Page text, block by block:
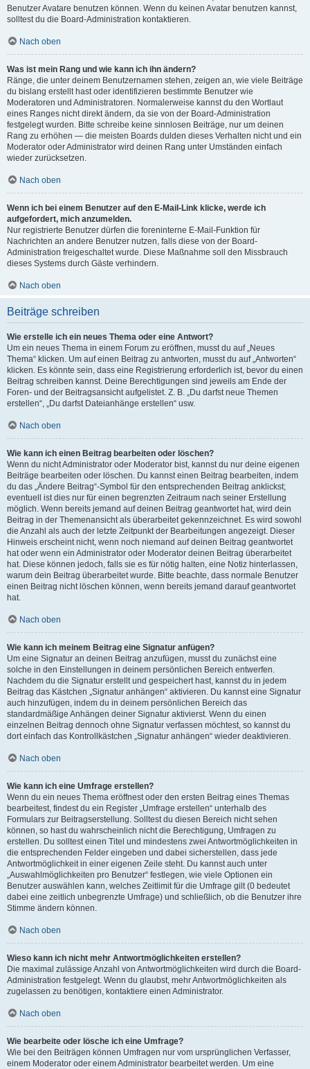
Benutzer Avatare benutzen können. Wenn du keinen Avatar benutzen kannst,
solltest du die Board-Administration kontaktieren.
Nach oben
Was ist mein Rang und wie kann ich ihn ändern?
Ränge, die unter deinem Benutzernamen stehen, zeigen an, wie viele Beiträge
du bislang erstellt hast oder identifizieren bestimmte Benutzer wie
Moderatoren und Administratoren. Normalerweise kannst du den Wortlaut
eines Ranges nicht direkt ändern, da sie von der Board-Administration
festgelegt wurden. Bitte schreibe keine sinnlosen Beiträge, nur um deinen
Rang zu erhöhen — die meisten Boards dulden dieses Verhalten nicht und ein
Moderator oder Administrator wird deinen Rang unter Umständen einfach
wieder zurücksetzen.
Nach oben
Wenn ich bei einem Benutzer auf den E-Mail-Link klicke, werde ich
aufgefordert, mich anzumelden.
Nur registrierte Benutzer dürfen die foreninterne E-Mail-Funktion für
Nachrichten an andere Benutzer nutzen, falls diese von der Board-
Administration freigeschaltet wurde. Diese Maßnahme soll den Missbrauch
dieses Systems durch Gäste verhindern.
Nach oben
Beiträge schreiben
Wie erstelle ich ein neues Thema oder eine Antwort?
Um ein neues Thema in einem Forum zu eröffnen, musst du auf „Neues
Thema“ klicken. Um auf einen Beitrag zu antworten, musst du auf „Antworten“
klicken. Es könnte sein, dass eine Registrierung erforderlich ist, bevor du einen
Beitrag schreiben kannst. Deine Berechtigungen sind jeweils am Ende der
Foren- und der Beitragsansicht aufgelistet. Z. B. „Du darfst neue Themen
erstellen“, „Du darfst Dateianhänge erstellen“ usw.
Nach oben
Wie kann ich einen Beitrag bearbeiten oder löschen?
Wenn du nicht Administrator oder Moderator bist, kannst du nur deine eigenen
Beiträge bearbeiten oder löschen. Du kannst einen Beitrag bearbeiten, indem
du das „Ändere Beitrag“-Symbol für den entsprechenden Beitrag anklickst;
eventuell ist dies nur für einen begrenzten Zeitraum nach seiner Erstellung
möglich. Wenn bereits jemand auf deinen Beitrag geantwortet hat, wird dein
Beitrag in der Themenansicht als überarbeitet gekennzeichnet. Es wird sowohl
die Anzahl als auch der letzte Zeitpunkt der Bearbeitungen angezeigt. Dieser
Hinweis erscheint nicht, wenn noch niemand auf deinen Beitrag geantwortet
hat oder wenn ein Administrator oder Moderator deinen Beitrag überarbeitet
hat. Diese können jedoch, falls sie es für nötig halten, eine Notiz hinterlassen,
warum dein Beitrag überarbeitet wurde. Bitte beachte, dass normale Benutzer
einen Beitrag nicht löschen können, wenn bereits jemand darauf geantwortet
hat.
Nach oben
Wie kann ich meinem Beitrag eine Signatur anfügen?
Um eine Signatur an deinen Beitrag anzufügen, musst du zunächst eine
solche in den Einstellungen in deinem persönlichen Bereich entwerfen.
Nachdem du die Signatur erstellt und gespeichert hast, kannst du in jedem
Beitrag das Kästchen „Signatur anhängen“ aktivieren. Du kannst eine Signatur
auch hinzufügen, indem du in deinem persönlichen Bereich das
standardmäßige Anhängen deiner Signatur aktivierst. Wenn du einen
einzelnen Beitrag dennoch ohne Signatur verfassen möchtest, so kannst du
dort einfach das Kontrollkästchen „Signatur anhängen“ wieder deaktivieren.
Nach oben
Wie kann ich eine Umfrage erstellen?
Wenn du ein neues Thema eröffnest oder den ersten Beitrag eines Themas
bearbeitest, findest du ein Register „Umfrage erstellen“ unterhalb des
Formulars zur Beitragserstellung. Solltest du diesen Bereich nicht sehen
können, so hast du wahrscheinlich nicht die Berechtigung, Umfragen zu
erstellen. Du solltest einen Titel und mindestens zwei Antwortmöglichkeiten in
die entsprechenden Felder eingeben und dabei sicherstellen, dass jede
Antwortmöglichkeit in einer eigenen Zeile steht. Du kannst auch unter
„Auswahlmöglichkeiten pro Benutzer“ festlegen, wie viele Optionen ein
Benutzer auswählen kann, welches Zeitlimit für die Umfrage gilt (0 bedeutet
dabei eine zeitlich unbegrenzte Umfrage) und schließlich, ob die Benutzer ihre
Stimme ändern können.
Nach oben
Wieso kann ich nicht mehr Antwortmöglichkeiten erstellen?
Die maximal zulässige Anzahl von Antwortmöglichkeiten wird durch die Board-
Administration festgelegt. Wenn du glaubst, mehr Antwortmöglichkeiten als
zugelassen zu benötigen, kontaktiere einen Administrator.
Nach oben
Wie bearbeite oder lösche ich eine Umfrage?
Wie bei den Beiträgen können Umfragen nur vom ursprünglichen Verfasser,
einem Moderator oder einem Administrator bearbeitet werden. Um eine